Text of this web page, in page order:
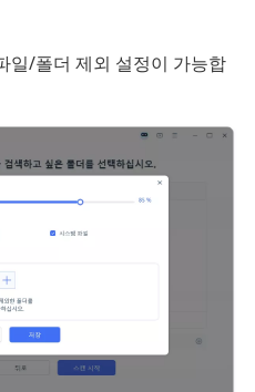
일/폴더 제외 설정이 가능합